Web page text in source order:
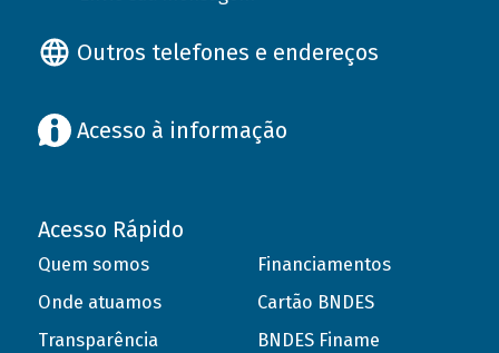
Outros telefones e endereços
Acesso à informação
Acesso Rápido
Quem somos
Onde atuamos
Transparência
Financiamentos
Cartão BNDES
BNDES Finame